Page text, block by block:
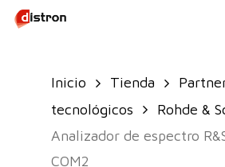
Skip
Inicio Tienda
tecnológicos
Rohde &
Analizador de espectro
COM2